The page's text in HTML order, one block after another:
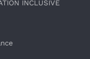
INCLUSIVE